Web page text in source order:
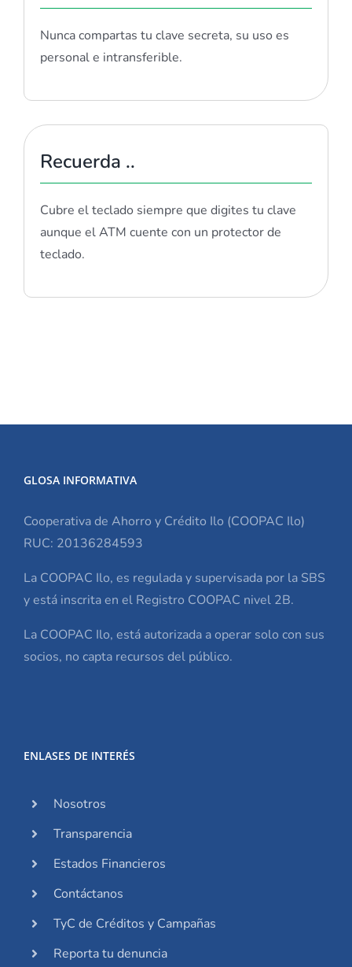
Nunca compartas tu clave secreta, su uso es
personal e intransferible.
Recuerda ..
Cubre el teclado siempre que digites tu clave
aunque el ATM cuente con un protector de
teclado.
GLOSA INFORMATIVA
Cooperativa de Ahorro y Crédito Ilo (COOPAC Ilo)
RUC: 20136284593
La COOPAC Ilo, es regulada y supervisada por la SBS
y está inscrita en el Registro COOPAC nivel 2B.
La COOPAC Ilo, está autorizada a operar solo con sus
socios, no capta recursos del público.
ENLASES DE INTERÉS
Nosotros
Transparencia
Estados Financieros
Contáctanos
TyC de Créditos y Campañas
Reporta tu denuncia